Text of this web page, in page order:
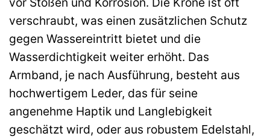
verschraubt, was einen zusätzlichen Schutz
gegen Wassereintritt bietet und die
Wasserdichtigkeit weiter erhöht. Das
Armband, je nach Ausführung, besteht aus
hochwertigem Leder, das für seine
angenehme Haptik und Langlebigkeit
geschätzt wird, oder aus robustem Edelstahl,